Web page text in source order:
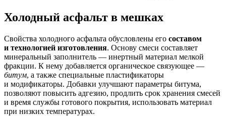
Холодный асфальт в мешках
Свойства холодного асфальта обусловлены его составом
и технологией изготовления. Основу смеси составляет
минеральный заполнитель — инертный материал мелкой
фракции. К нему добавляется органическое связующее —
битум, а также специальные пластификаторы
и модификаторы. Добавки улучшают параметры битума,
позволяют повысить адгезию, продлить срок хранения смесей
и время службы готового покрытия, использовать материал
при низких температурах.